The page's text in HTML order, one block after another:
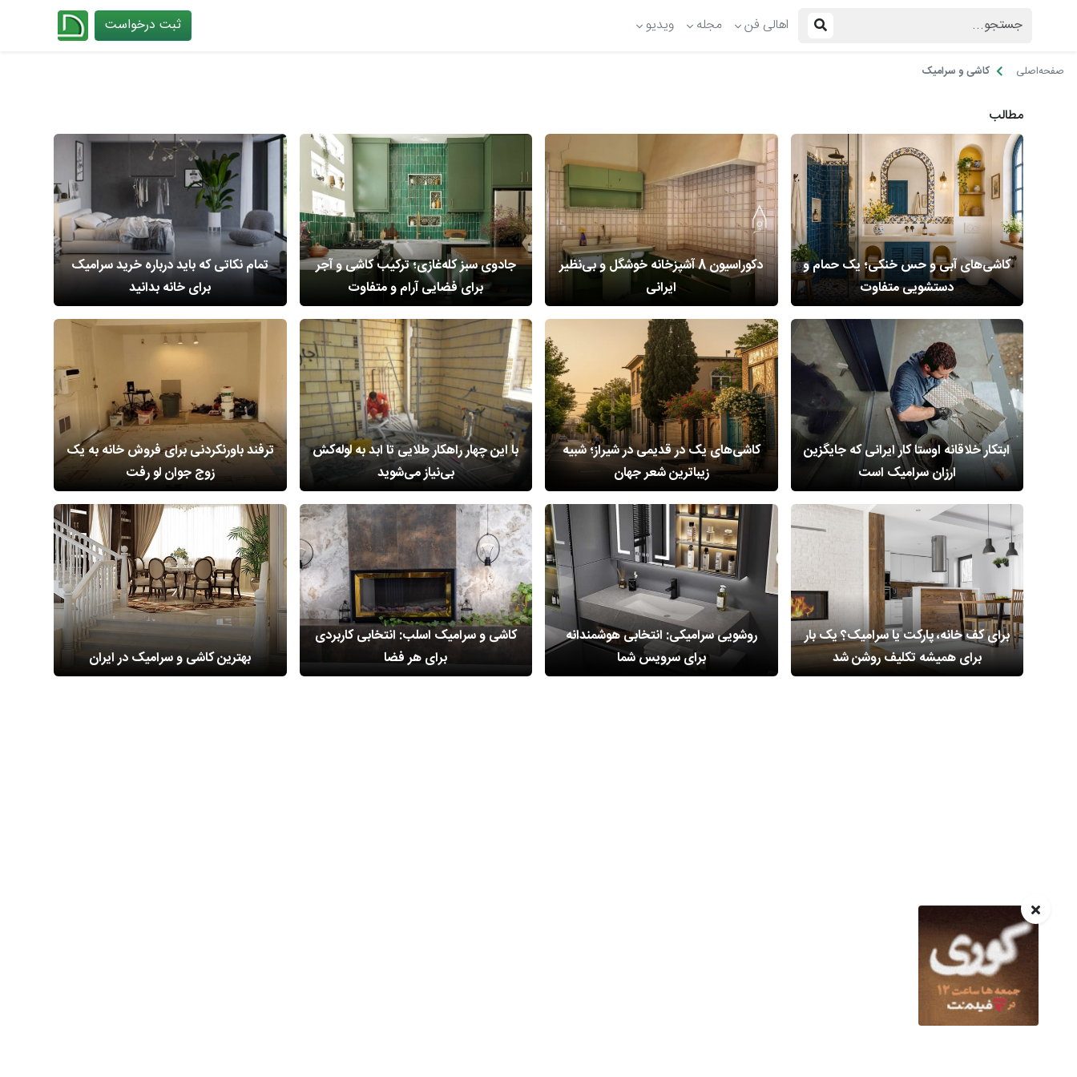
اهالی فن مجله ویدیو ثبت درخواست
صفحه‌اصلی کاشی و سرامیک
مطالب
کاشی‌های آبی و حس خنکی؛ یک حمام و
دستشویی متفاوت
دکوراسیون 8 آشپزخانه خوشگل و بی‌نظیر
ایرانی
جادوی سبز کله‌غازی؛ ترکیب کاشی و آجر
برای فضایی آرام و متفاوت
تمام نکاتی که باید درباره خرید سرامیک
برای خانه بدانید
ابتکار خلاقانه اوستا کار ایرانی که جایگزین
ارزان سرامیک است
کاشی‌های یک در قدیمی در شیراز؛ شبیه
زیباترین شعر جهان
با این چهار راهکار طلایی تا ابد به لوله‌کش
بی‌نیاز می‌شوید
ترفند باورنکردنی برای فروش خانه به یک
زوج جوان لو رفت
برای کف خانه، پارکت یا سرامیک؟ یک بار
برای همیشه تکلیف روشن شد
روشویی سرامیکی: انتخابی هوشمندانه
برای سرویس شما
کاشی و سرامیک اسلب: انتخابی کاربردی
برای هر فضا
بهترین کاشی و سرامیک در ایران